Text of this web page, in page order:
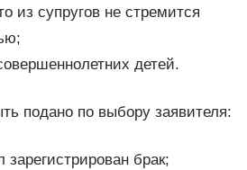
из супругов не стремится
детей.
подано по выбору заявителя:
брак;